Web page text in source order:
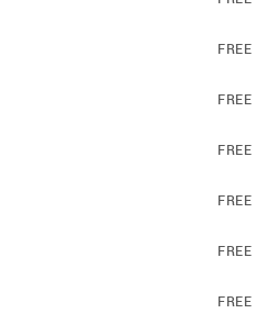
FREE
FREE
FREE
FREE
FREE
FREE